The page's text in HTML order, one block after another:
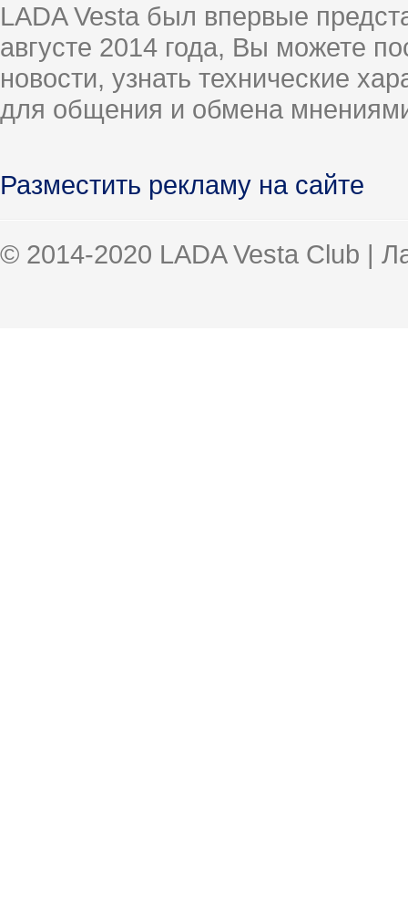
LADA Vesta был впервые
августе 2014 года, Вы можете
новости, узнать технические
для общения и обмена
Разместить рекламу на сайте
© 2014-2020 LADA Vesta Club |